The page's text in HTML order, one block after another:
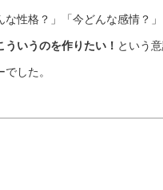
性格？」「今どんな感情？
ういうのを作りたい！ という
した。